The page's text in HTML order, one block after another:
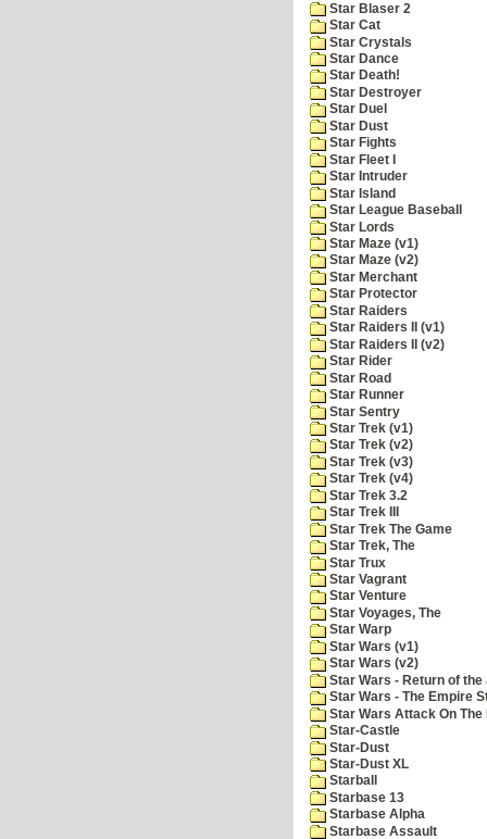
Star Blaser 2
Star Cat
Star Crystals
Star Dance
Star Death!
Star Destroyer
Star Duel
Star Dust
Star Fights
Star Fleet I
Star Intruder
Star Island
Star League Baseball
Star Lords
Star Maze (v1)
Star Maze (v2)
Star Merchant
Star Protector
Star Raiders
Star Raiders II (v1)
Star Raiders II (v2)
Star Rider
Star Road
Star Runner
Star Sentry
Star Trek (v1)
Star Trek (v2)
Star Trek (v3)
Star Trek (v4)
Star Trek 3.2
Star Trek III
Star Trek The Game
Star Trek, The
Star Trux
Star Vagrant
Star Venture
Star Voyages, The
Star Warp
Star Wars (v1)
Star Wars (v2)
Star Wars - Return of
Star Wars - The Empire
Star Wars Attack On The
Star-Castle
Star-Dust
Star-Dust XL
Starball
Starbase 13
Starbase Alpha
Starbase Assault